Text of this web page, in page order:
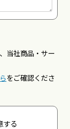
当社商品・サー
をご確認くださ
する